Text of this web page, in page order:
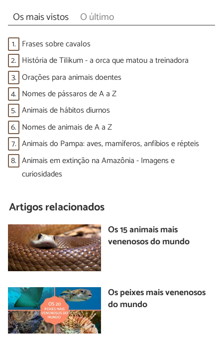
Os mais vistos O último
1. Frases sobre cavalos
2. História de Tilikum - a orca que matou a treinadora
3. Orações para animais doentes
4. Nomes de pássaros de A a Z
5. Animais de hábitos diurnos
6. Nomes de animais de A a Z
7. Animais do Pampa: aves, mamíferos, anfíbios e répteis
8. Animais em extinção na Amazônia - Imagens e
curiosidades
Artigos relacionados
Os 15 animais mais
venenosos do mundo
Os peixes mais venenosos
do mundo